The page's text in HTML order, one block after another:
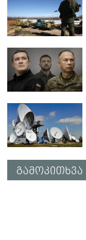
გამოკითხვა